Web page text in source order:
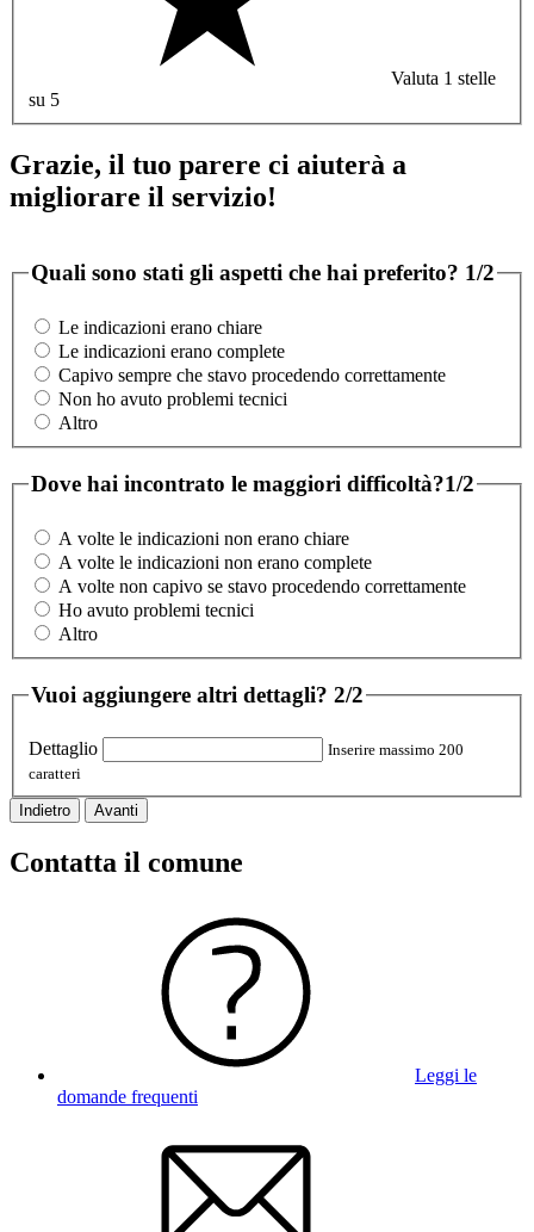
Valuta 1 stelle
su 5
Grazie, il tuo parere ci aiuterà a
migliorare il servizio!
Quali sono stati gli aspetti che hai preferito? 1/2
Le indicazioni erano chiare
Le indicazioni erano complete
Capivo sempre che stavo procedendo correttamente
Non ho avuto problemi tecnici
Altro
Dove hai incontrato le maggiori difficoltà?1/2
A volte le indicazioni non erano chiare
A volte le indicazioni non erano complete
A volte non capivo se stavo procedendo correttamente
Ho avuto problemi tecnici
Altro
Vuoi aggiungere altri dettagli? 2/2
Dettaglio
Inserire massimo 200
caratteri
Indietro Avanti
Contatta il comune
Leggi le
domande frequenti